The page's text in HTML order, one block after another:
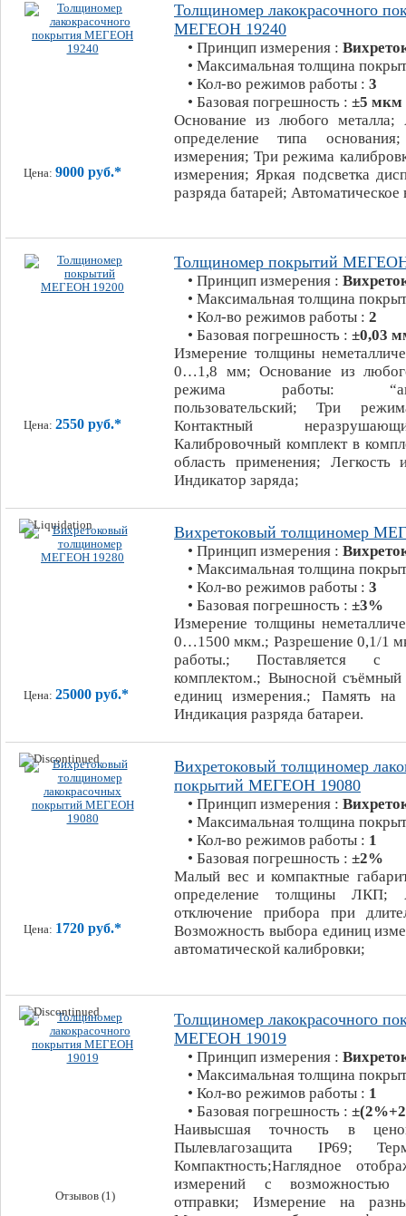
Цена: 9000 руб.*
Толщиномер лакокрасочного
МЕГЕОН 19240
• Принцип измерения :
• Максимальная толщина
• Кол-во режимов работы : 3
• Базовая погрешность : ±5 мкм
Основание из любого металла;
определение типа
измерения; Три режима
измерения; Яркая подсветка
разряда батарей;
Цена: 2550 руб.*
Толщиномер покрытий
• Принцип измерения :
• Максимальная толщина
• Кол-во режимов работы : 2
• Базовая погрешность : ±0,03
Измерение толщины
0…1,8 мм; Основание из
режима работы:
пользовательский; Три
Контактный
Калибровочный комплект в
область применения; Легкость
Индикатор заряда;
Цена: 25000 руб.*
Вихретоковый толщиномер
• Принцип измерения :
• Максимальная толщина
• Кол-во режимов работы : 3
• Базовая погрешность : ±3%
Измерение толщины
0…1500 мкм.; Разрешение 0,1/1
работы.; Поставляется с
комплектом.; Выносной
единиц измерения.; Память на
Индикация разряда батареи.
Цена: 1720 руб.*
Вихретоковый толщиномер
покрытий МЕГЕОН 19080
• Принцип измерения :
• Максимальная толщина
• Кол-во режимов работы : 1
• Базовая погрешность : ±2%
Малый вес и компактные
определение толщины ЛКП;
отключение прибора при
Возможность выбора единиц
автоматической калибровки;
Отзывов (1)
Толщиномер лакокрасочного
МЕГЕОН 19019
• Принцип измерения :
• Максимальная толщина
• Кол-во режимов работы : 1
• Базовая погрешность :
Наивысшая точность в
Пылевлагозащита IP69;
Компактность;Наглядное
измерений с возможностью
отправки; Измерение на